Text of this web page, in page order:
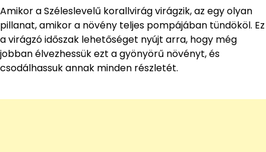
Amikor a Széleslevelű korallvirág virágzik, az egy olyan
pillanat, amikor a növény teljes pompájában tündököl. Ez
a virágzó időszak lehetőséget nyújt arra, hogy még
jobban élvezhessük ezt a gyönyörű növényt, és
csodálhassuk annak minden részletét.